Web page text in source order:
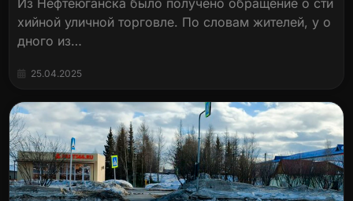
хийной уличной торговле. По словам жителей, у о
дного из…
25.04.2025